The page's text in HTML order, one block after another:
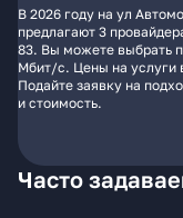
В 2026 году на ул
предлагают 3
83. Вы можете выбрать
Мбит/с. Цены на услуги
Подайте заявку на
и стоимость.
Часто